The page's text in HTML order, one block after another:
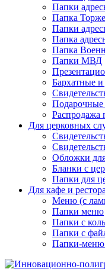
Папки
Папка
Папки
Папка
Папка
Папки МВД
Бархатные и
Распродажа
Для церковных
Обложки для
Бланки с
Папки для
Для кафе и
Меню (с
Папки меню
Папки с
Папки с
Папки-меню